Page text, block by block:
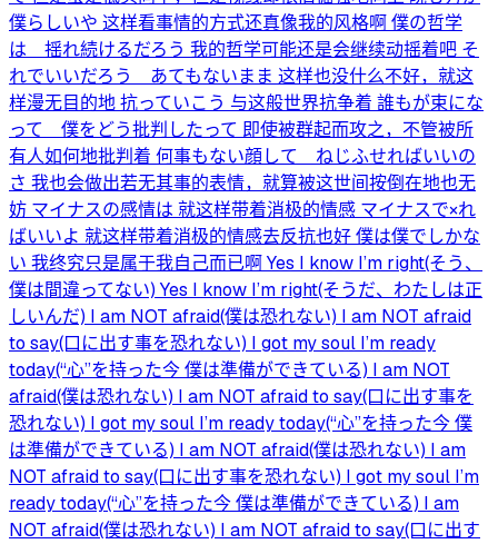
僕らしいや 这样看事情的方式还真像我的风格啊 僕の哲学
は 揺れ続けるだろう 我的哲学可能还是会继续动摇着吧 そ
れでいいだろう あてもないまま 这样也没什么不好，就这
样漫无目的地 抗っていこう 与这般世界抗争着 誰もが束にな
って 僕をどう批判したって 即使被群起而攻之，不管被所
有人如何地批判着 何事もない顔して ねじふせればいいの
さ 我也会做出若无其事的表情，就算被这世间按倒在地也无
妨 マイナスの感情は 就这样带着消极的情感 マイナスで×れ
ばいいよ 就这样带着消极的情感去反抗也好 僕は僕でしかな
い 我终究只是属于我自己而已啊 Yes I know I’m right(そう、
僕は間違ってない) Yes I know I’m right(そうだ、わたしは正
しいんだ) I am NOT afraid(僕は恐れない) I am NOT afraid
to say(口に出す事を恐れない) I got my soul I’m ready
today(“心”を持った今 僕は準備ができている) I am NOT
afraid(僕は恐れない) I am NOT afraid to say(口に出す事を
恐れない) I got my soul I’m ready today(“心”を持った今 僕
は準備ができている) I am NOT afraid(僕は恐れない) I am
NOT afraid to say(口に出す事を恐れない) I got my soul I’m
ready today(“心”を持った今 僕は準備ができている) I am
NOT afraid(僕は恐れない) I am NOT afraid to say(口に出す